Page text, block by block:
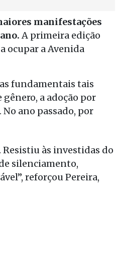
manifestações
A primeira edição
ocupar a Avenida
fundamentais tais
a adoção por
ano passado, por
Resistiu às investidas do
silenciamento,
reforçou Pereira,